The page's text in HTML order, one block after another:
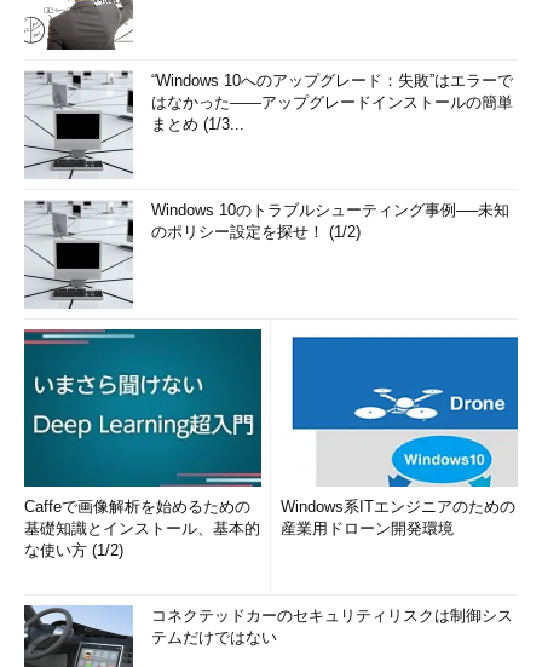
“Windows 10へのアップグレード：失敗”はエラーで
はなかった――アップグレードインストールの簡単
まとめ (1/3...
Windows 10のトラブルシューティング事例──未知
のポリシー設定を探せ！ (1/2)
Caffeで画像解析を始めるための
基礎知識とインストール、基本的
な使い方 (1/2)
Windows系ITエンジニアのための
産業用ドローン開発環境
コネクテッドカーのセキュリティリスクは制御シス
テムだけではない